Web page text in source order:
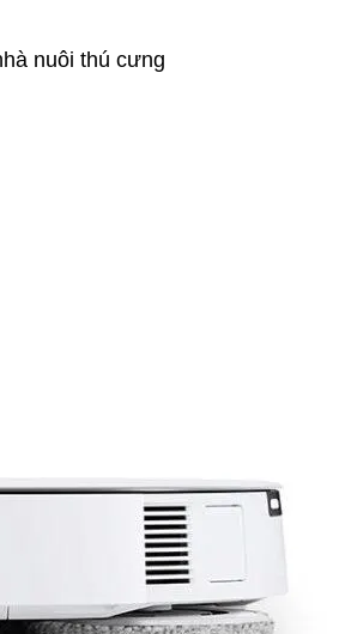
nuôi thú cưng